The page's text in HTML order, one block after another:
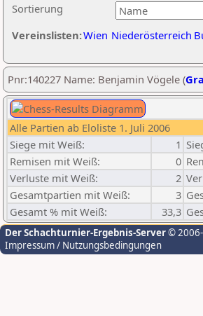
Sortierung
Vereinslisten:Wien Niederösterreich
Pnr:140227 Name: Benjamin Vögele (
Alle Partien ab Eloliste 1. Juli 2006
Siege mit Weiß:
1
Remisen mit Weiß:
0
Verluste mit Weiß:
2
Gesamtpartien mit Weiß:
3
Gesamt % mit Weiß:
33,3
Der Schachturnier-Ergebnis-Server©
Impressum / Nutzungsbedingungen